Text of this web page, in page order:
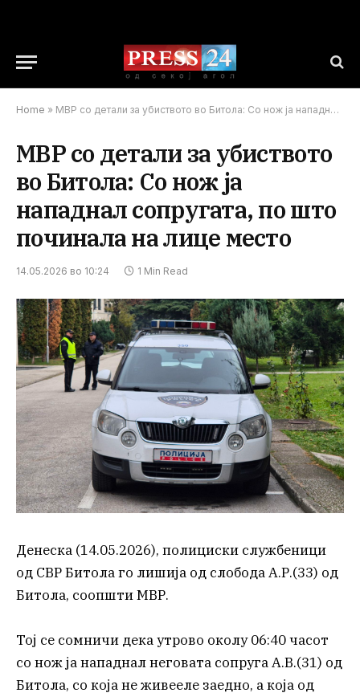
Home » МВР со детали за убиството во Битола: Со нож ја нападнал сопругата, по што починала на лице место
МВР со детали за убиството
во Битола: Со нож ја
нападнал сопругата, по што
починала на лице место
14.05.2026 во 10:24 1 Min Read
Денеска (14.05.2026), полициски службеници
од СВР Битола го лишија од слобода А.Р.(33) од
Битола, соопшти МВР.
Тој се сомничи дека утрово околу 06:40 часот
со нож ја нападнал неговата сопруга А.В.(31) од
Битола, со која не живееле заедно, а која од